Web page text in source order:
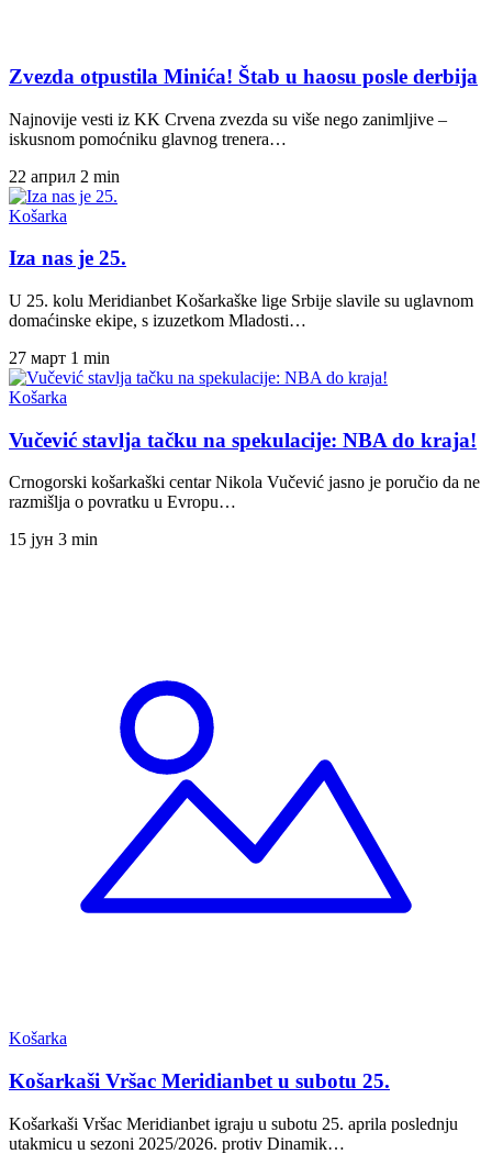
Zvezda otpustila Minića! Štab u haosu posle derbija
Najnovije vesti iz KK Crvena zvezda su više nego zanimljive –
iskusnom pomoćniku glavnog trenera…
22 април 2 min
Košarka
Iza nas je 25.
U 25. kolu Meridianbet Košarkaške lige Srbije slavile su uglavnom
domaćinske ekipe, s izuzetkom Mladosti…
27 март 1 min
Košarka
Vučević stavlja tačku na spekulacije: NBA do kraja!
Crnogorski košarkaški centar Nikola Vučević jasno je poručio da ne
razmišlja o povratku u Evropu…
15 јун 3 min
Košarka
Košarkaši Vršac Meridianbet u subotu 25.
Košarkaši Vršac Meridianbet igraju u subotu 25. aprila poslednju
utakmicu u sezoni 2025/2026. protiv Dinamik…